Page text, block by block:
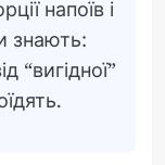
напоїв і
знають:
“вигідної”